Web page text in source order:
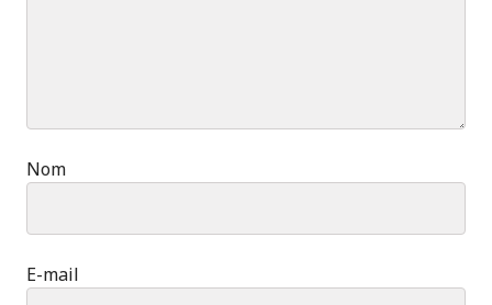
Nom
E-mail